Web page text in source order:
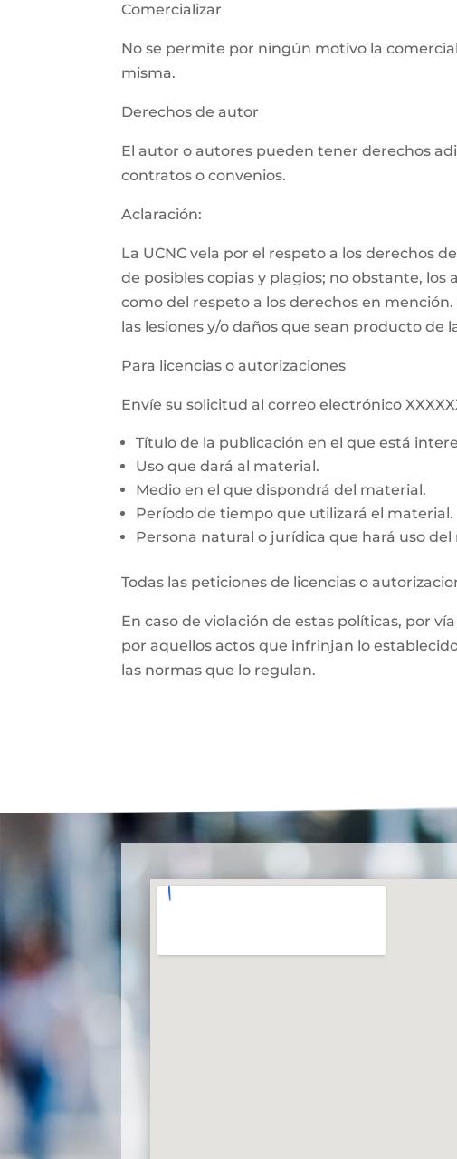
Comercializar
No se permite por ningún motivo la
misma.
Derechos de autor
El autor o autores pueden tener derechos
contratos o convenios.
Aclaración:
La UCNC vela por el respeto a los derechos
de posibles copias y plagios; no obstante,
como del respeto a los derechos en
las lesiones y/o daños que sean producto
Para licencias o autorizaciones
Envíe su solicitud al correo electrónico
Título de la publicación en el que está
Uso que dará al material.
Medio en el que dispondrá del material.
Período de tiempo que utilizará el material.
Persona natural o jurídica que hará uso
Todas las peticiones de licencias o
En caso de violación de estas políticas, por
por aquellos actos que infrinjan lo
las normas que lo regulan.